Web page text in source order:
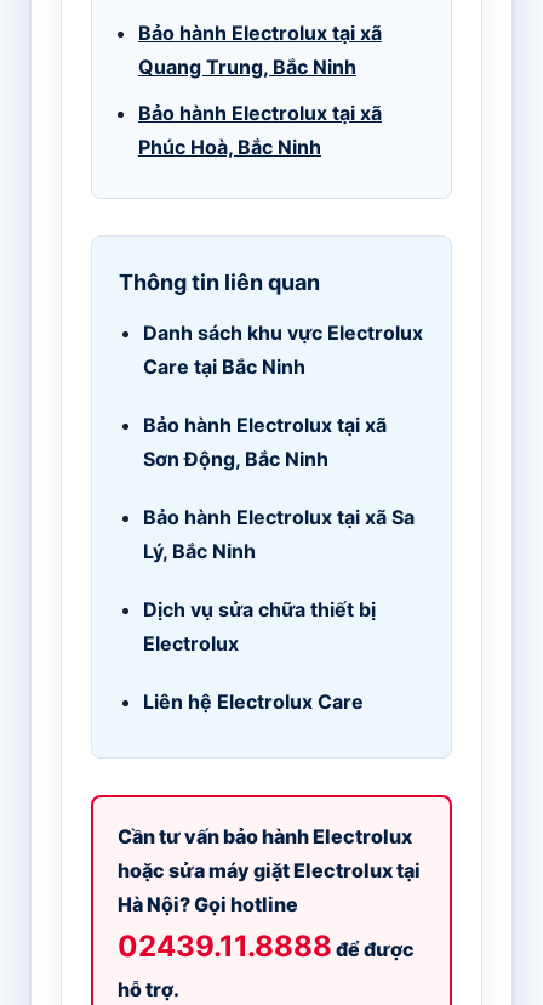
Bảo hành Electrolux tại xã
Quang Trung, Bắc Ninh
Bảo hành Electrolux tại xã
Phúc Hoà, Bắc Ninh
Thông tin liên quan
Danh sách khu vực Electrolux
Care tại Bắc Ninh
Bảo hành Electrolux tại xã
Sơn Động, Bắc Ninh
Bảo hành Electrolux tại xã Sa
Lý, Bắc Ninh
Dịch vụ sửa chữa thiết bị
Electrolux
Liên hệ Electrolux Care
Cần tư vấn bảo hành Electrolux
hoặc sửa máy giặt Electrolux tại
Hà Nội? Gọi hotline
02439.11.8888 để được
hỗ trợ.